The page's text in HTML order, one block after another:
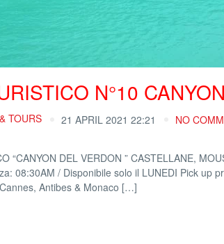
N°10
TOURS 21 APRIL 2021 22:21 NO
“CANYON DEL VERDON ” CASTELLANE,
08:30AM / Disponibile solo il LUNEDI Pick up
Antibes & Monaco […]